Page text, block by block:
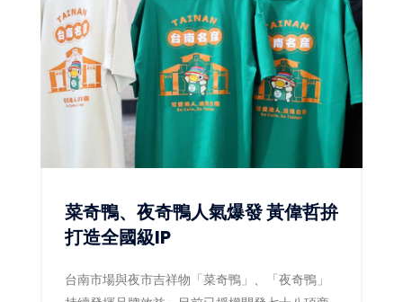
制，鼓勵全民從生活型態改變開始，降低慢性疾
病風險，打造全民健康新生態。
菜奇鴨、夜奇鴨人氣爆發 黃偉哲拚
打造全國級IP
台南市場與夜市吉祥物「菜奇鴨」、「夜奇鴨」